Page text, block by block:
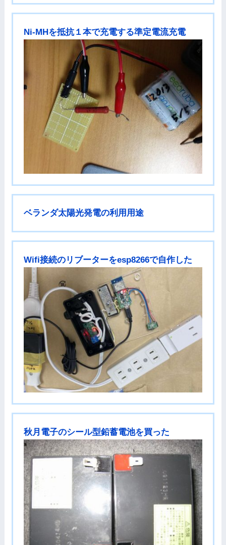
Ni-MHを抵抗１本で充電する準定電流充電
ベランダ太陽光発電の利用用途
Wifi接続のリブーターをesp8266で自作した
秋月電子のシール型鉛蓄電池を買った